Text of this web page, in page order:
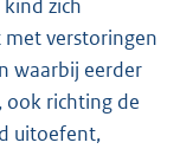
zich
verstoringen
waarbij eerder
ook richting de
uitoefent,